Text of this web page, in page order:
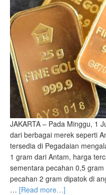
JAKARTA – Pada Minggu, 1
dari berbagai merek seperti
tersedia di Pegadaian
1 gram dari Antam, harga
sementara pecahan 0,5
pecahan 2 gram dipatok di
… [Read more…]